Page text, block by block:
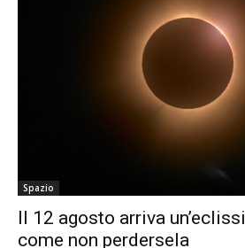
Spazio
Il 12 agosto arriva
come non perdersela